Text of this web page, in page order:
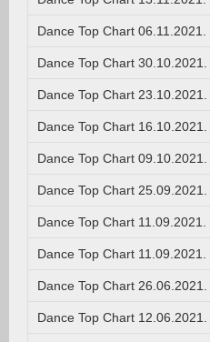
Dance Top Chart 06.11.2021.
Dance Top Chart 30.10.2021.
Dance Top Chart 23.10.2021.
Dance Top Chart 16.10.2021.
Dance Top Chart 09.10.2021.
Dance Top Chart 25.09.2021.
Dance Top Chart 11.09.2021.
Dance Top Chart 11.09.2021.
Dance Top Chart 26.06.2021.
Dance Top Chart 12.06.2021.